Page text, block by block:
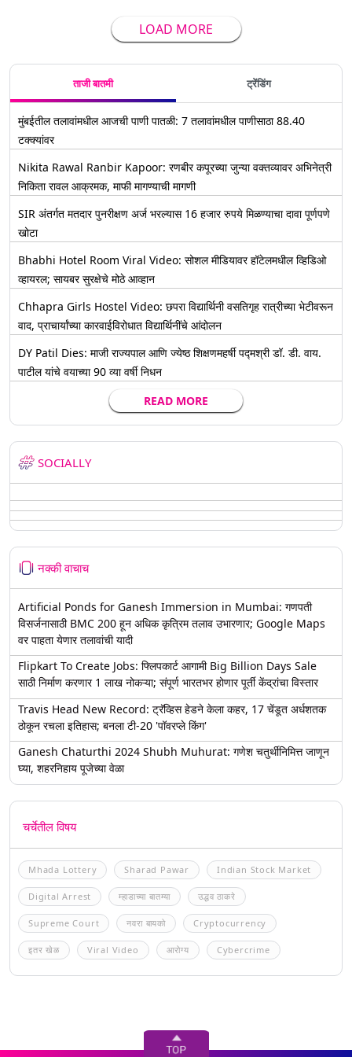
LOAD MORE
ताजी बातमी ट्रेंडिंग
मुंबईतील तलावांमधील आजची पाणी पातळी: 7 तलावांमधील पाणीसाठा 88.40
टक्क्यांवर
Nikita Rawal Ranbir Kapoor: रणबीर कपूरच्या जुन्या वक्तव्यावर अभिनेत्री
निकिता रावल आक्रमक, माफी मागण्याची मागणी
SIR अंतर्गत मतदार पुनरीक्षण अर्ज भरल्यास 16 हजार रुपये मिळण्याचा दावा पूर्णपणे
खोटा
Bhabhi Hotel Room Viral Video: सोशल मीडियावर हॉटेलमधील व्हिडिओ
व्हायरल; सायबर सुरक्षेचे मोठे आव्हान
Chhapra Girls Hostel Video: छपरा विद्यार्थिनी वसतिगृह रात्रीच्या भेटीवरून
वाद, प्राचार्यांच्या कारवाईविरोधात विद्यार्थिनींचे आंदोलन
DY Patil Dies: माजी राज्यपाल आणि ज्येष्ठ शिक्षणमहर्षी पद्मश्री डॉ. डी. वाय.
पाटील यांचे वयाच्या 90 व्या वर्षी निधन
READ MORE
SOCIALLY
नक्की वाचाच
Artificial Ponds for Ganesh Immersion in Mumbai: गणपती
विसर्जनासाठी BMC 200 हून अधिक कृत्रिम तलाव उभारणार; Google Maps
वर पाहता येणार तलावांची यादी
Flipkart To Create Jobs: फ्लिपकार्ट आगामी Big Billion Days Sale
साठी निर्माण करणार 1 लाख नोकऱ्या; संपूर्ण भारतभर होणार पूर्ती केंद्रांचा विस्तार
Travis Head New Record: ट्रॅव्हिस हेडने केला कहर, 17 चेंडूत अर्धशतक
ठोकून रचला इतिहास; बनला टी-20 'पॉवरप्ले किंग'
Ganesh Chaturthi 2024 Shubh Muhurat: गणेश चतुर्थीनिमित्त जाणून
घ्या, शहरनिहाय पूजेच्या वेळा
चर्चेतील विषय
Mhada Lottery Sharad Pawar Indian Stock Market
Digital Arrest म्हाडाच्या बातम्या उद्धव ठाकरे
Supreme Court नवरा बायको Cryptocurrency
इतर खेळ Viral Video आरोग्य Cybercrime